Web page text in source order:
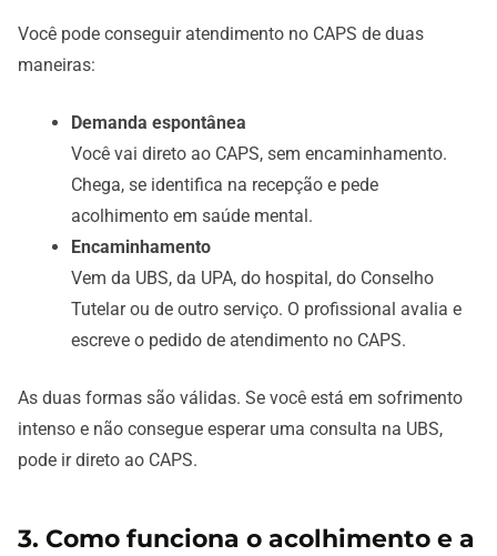
Você pode conseguir atendimento no CAPS de duas
maneiras:
Demanda espontânea
Você vai direto ao CAPS, sem encaminhamento.
Chega, se identifica na recepção e pede
acolhimento em saúde mental.
Encaminhamento
Vem da UBS, da UPA, do hospital, do Conselho
Tutelar ou de outro serviço. O profissional avalia e
escreve o pedido de atendimento no CAPS.
As duas formas são válidas. Se você está em sofrimento
intenso e não consegue esperar uma consulta na UBS,
pode ir direto ao CAPS.
3. Como funciona o acolhimento e a